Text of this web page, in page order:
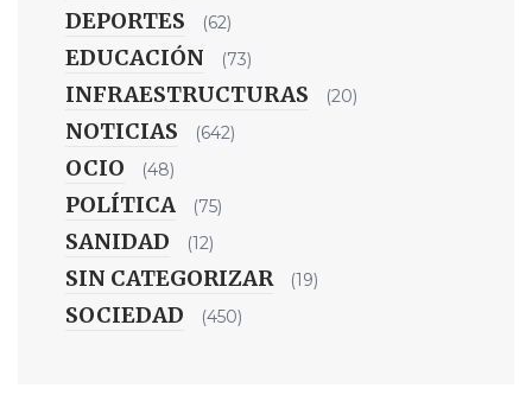
DEPORTES (62)
EDUCACIÓN (73)
INFRAESTRUCTURAS (20)
NOTICIAS (642)
OCIO (48)
POLÍTICA (75)
SANIDAD (12)
SIN CATEGORIZAR (19)
SOCIEDAD (450)